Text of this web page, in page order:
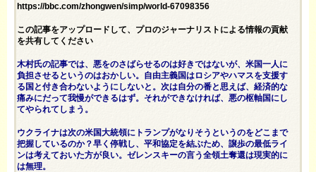
https://bbc.com/zhongwen/simp/world-67098356
この記事をアップロードして、プロのジャーナリストによる情報の貢献
を共有してください
木村氏の記事では、悪をのさばらせるのは好きではないが、米国一人に
負担させるというのはおかしい。自由主義国はロシアやハマスを支援す
る国と付き合わないようにしないと。次は自分の番と思えば、経済的な
痛みにだって我慢ができるはず。それができなければ、悪の枢軸国にし
てやられてしまう。
ウクライナは次の米国大統領にトランプがなりそうというのをどこまで
把握しているのか？早く停戦し、平和協定を結ぶため、譲歩の最低ライ
ンは考えておいた方が良い。ゼレンスキーの言う全領土奪還は現実的に
は無理。